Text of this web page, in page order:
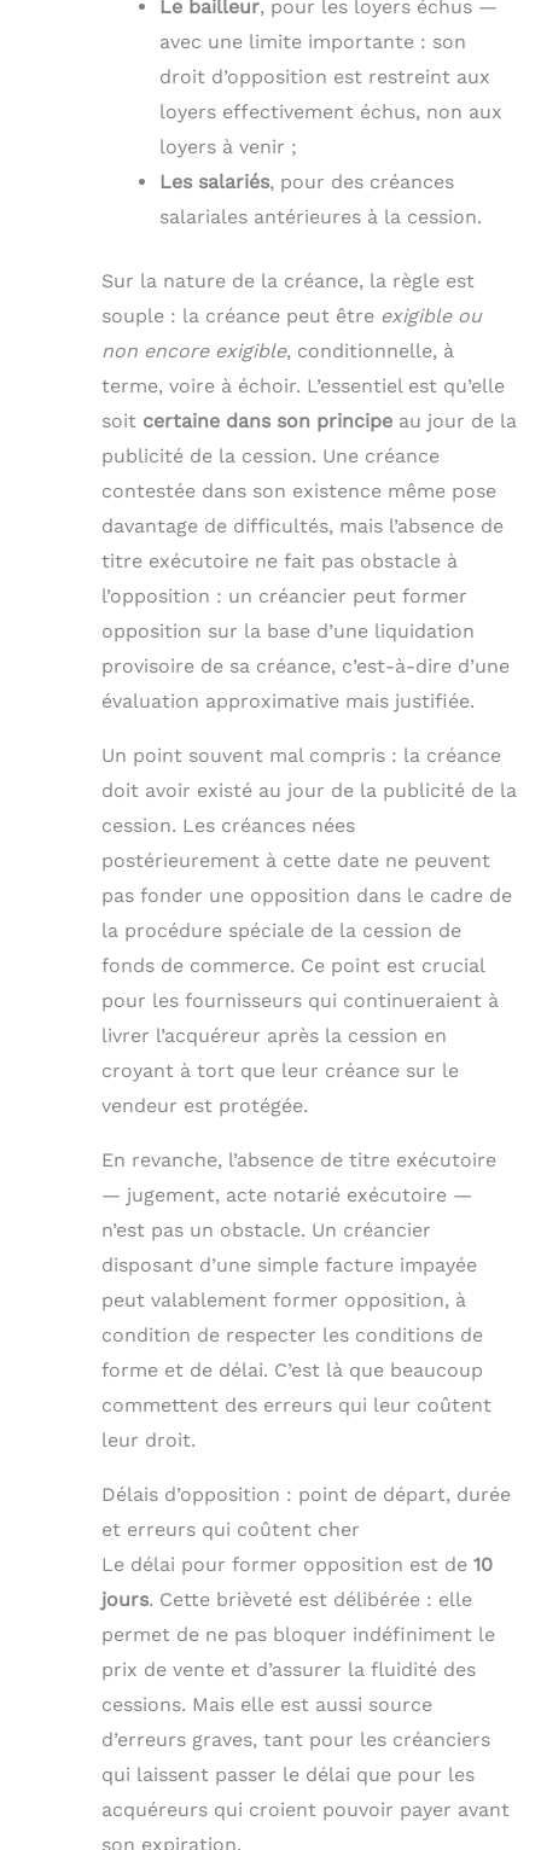
Le bailleur, pour les loyers échus —
avec une limite importante : son
droit d’opposition est restreint aux
loyers effectivement échus, non aux
loyers à venir ;
Les salariés, pour des créances
salariales antérieures à la cession.
Sur la nature de la créance, la règle est
souple : la créance peut être exigible ou
non encore exigible, conditionnelle, à
terme, voire à échoir. L’essentiel est qu’elle
soit certaine dans son principe au jour de la
publicité de la cession. Une créance
contestée dans son existence même pose
davantage de difficultés, mais l’absence de
titre exécutoire ne fait pas obstacle à
l’opposition : un créancier peut former
opposition sur la base d’une liquidation
provisoire de sa créance, c’est-à-dire d’une
évaluation approximative mais justifiée.
Un point souvent mal compris : la créance
doit avoir existé au jour de la publicité de la
cession. Les créances nées
postérieurement à cette date ne peuvent
pas fonder une opposition dans le cadre de
la procédure spéciale de la cession de
fonds de commerce. Ce point est crucial
pour les fournisseurs qui continueraient à
livrer l’acquéreur après la cession en
croyant à tort que leur créance sur le
vendeur est protégée.
En revanche, l’absence de titre exécutoire
— jugement, acte notarié exécutoire —
n’est pas un obstacle. Un créancier
disposant d’une simple facture impayée
peut valablement former opposition, à
condition de respecter les conditions de
forme et de délai. C’est là que beaucoup
commettent des erreurs qui leur coûtent
leur droit.
Délais d’opposition : point de départ, durée
et erreurs qui coûtent cher
Le délai pour former opposition est de 10
jours. Cette brièveté est délibérée : elle
permet de ne pas bloquer indéfiniment le
prix de vente et d’assurer la fluidité des
cessions. Mais elle est aussi source
d’erreurs graves, tant pour les créanciers
qui laissent passer le délai que pour les
acquéreurs qui croient pouvoir payer avant
son expiration.